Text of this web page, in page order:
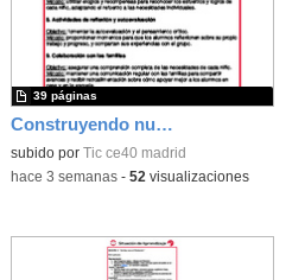
Construyendo nuestro parque de atracciones
subido por Tic ce40 madrid
39 páginas
-hace 3 semanas- 52 visualizaciones